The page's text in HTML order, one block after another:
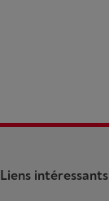
Liens intéressants